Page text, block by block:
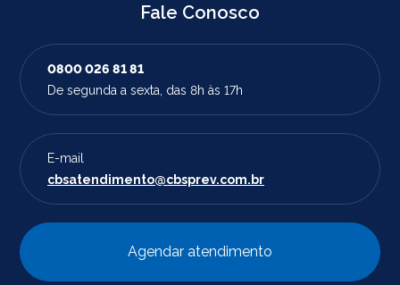
Fale Conosco
0800 026 81 81
De segunda a sexta, das 8h às 17h
E-mail
cbsatendimento@cbsprev.com.br
Agendar atendimento